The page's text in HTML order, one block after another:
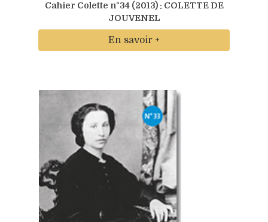
Cahier Colette n°34 (2013) : COLETTE DE
JOUVENEL
En savoir +